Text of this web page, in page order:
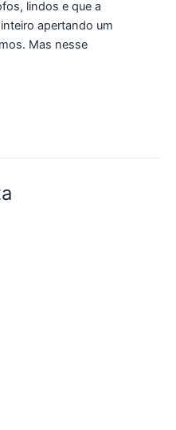
lindos e que a
apertando um
Mas nesse